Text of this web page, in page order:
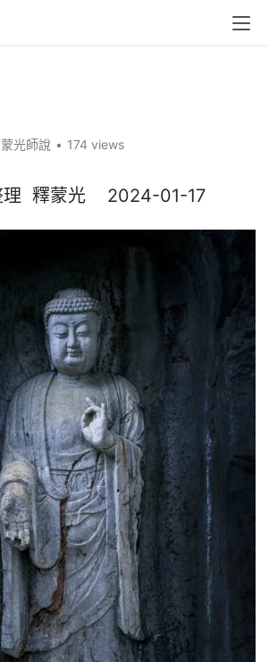
蒙光師說 • 174 views
釋蒙光    2024-01-17